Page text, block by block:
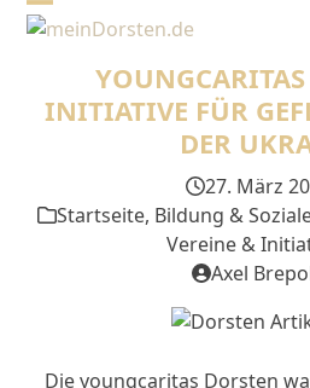
SkipOpen
mobile
menu
Close
mobile
menu
INITIATIVE FÜR
DER
27. März
Startseite, Bildung &
Vereine &
Axel
Die youngcaritas Dorsten